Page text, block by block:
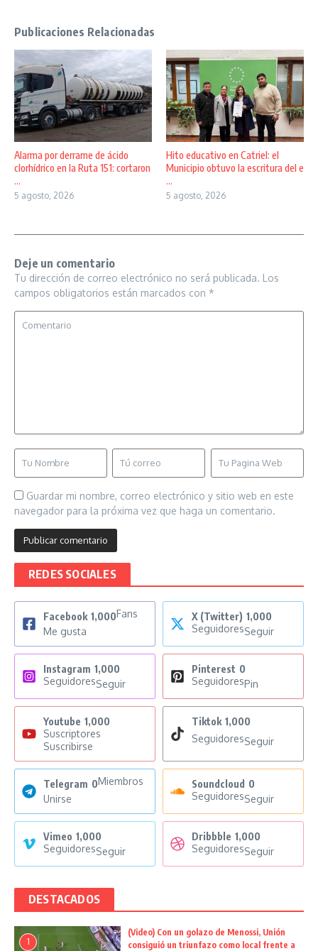
Publicaciones Relacionadas
Alarma por derrame de ácido
clorhídrico en la Ruta 151: cortaron
...
5 agosto, 2026
Hito educativo en Catriel: el
Municipio obtuvo la escritura del e
...
5 agosto, 2026
Deje un comentario
Tu dirección de correo electrónico no será publicada. Los
campos obligatorios están marcados con *
Guardar mi nombre, correo electrónico y sitio web en este
navegador para la próxima vez que haga un comentario.
REDES SOCIALES
Facebook 1,000Fans
Me gusta
X (Twitter) 1,000
SeguidoresSeguir
Instagram 1,000
SeguidoresSeguir
Pinterest 0
SeguidoresPin
Youtube 1,000
Suscriptores
Suscribirse
Tiktok 1,000
SeguidoresSeguir
Telegram 0Miembros
Unirse
Soundcloud 0
SeguidoresSeguir
Vimeo 1,000
SeguidoresSeguir
Dribbble 1,000
SeguidoresSeguir
DESTACADOS
1
(Video) Con un golazo de Menossi, Unión
consiguió un triunfazo como local frente a